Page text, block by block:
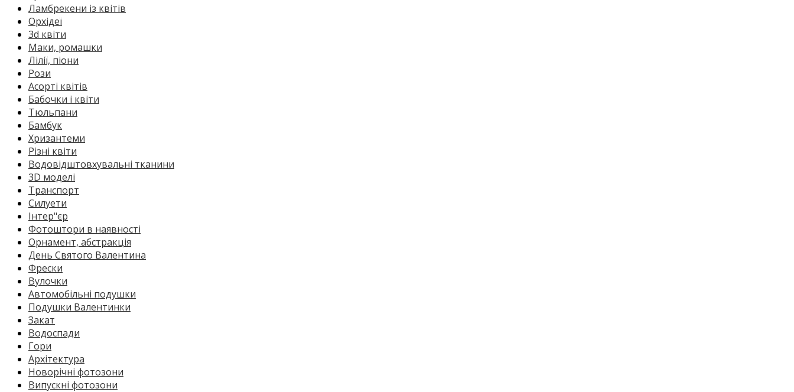
Ламбрекени із квітів
Орхідеї
3d квіти
Маки, ромашки
Лілії, піони
Рози
Асорті квітів
Бабочки і квіти
Тюльпани
Бамбук
Хризантеми
Різні квіти
Водовідштовхувальні тканини
3D моделі
Транспорт
Силуети
Інтер"єр
Фотоштори в наявності
Орнамент, абстракція
День Святого Валентина
Фрески
Вулочки
Автомобільні подушки
Подушки Валентинки
Закат
Водоспади
Гори
Архітектура
Новорічні фотозони
Випускні фотозони